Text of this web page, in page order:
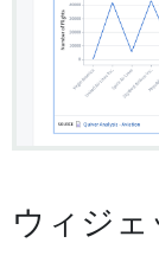
ウィジェ